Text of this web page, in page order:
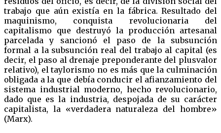
trabajo que aún existía en la fábrica. Resultado del
maquinismo, conquista revolucionaria del
capitalismo que destruyó la producción artesanal
parcelada y sancionó el paso de la subsunción
formal a la subsunción real del trabajo al capital (es
decir, el paso al drenaje preponderante del plusvalor
relativo), el taylorismo no es más que la culminación
obligada a la que debía conducir el afianzamiento del
sistema industrial moderno, hecho revolucionario,
dado que es la industria, despojada de su carácter
capitalista, la «verdadera naturaleza del hombre»
(Marx).